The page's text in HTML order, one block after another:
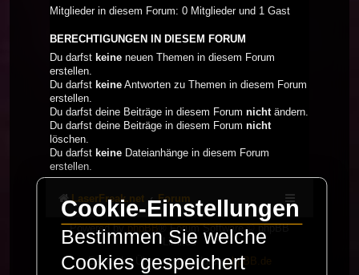
Mitglieder in diesem Forum: 0 Mitglieder und 1 Gast
BERECHTIGUNGEN IN DIESEM FORUM
Du darfst keine neuen Themen in diesem Forum
erstellen.
Du darfst keine Antworten zu Themen in diesem Forum
erstellen.
Du darfst deine Beiträge in diesem Forum nichtändern.
Du darfst deine Beiträge in diesem Forum nicht
löschen.
Du darfst keine Dateianhänge in diesem Forum
erstellen.
LaserFreak.net Forum
Powered byphpBB® Forum Software © phpBB
Limited
Deutsche Übersetzung durchphpBB.de
Cookie-Einstellungen
Bestimmen Sie welche
Cookies gespeichert